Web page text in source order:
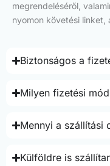
megrendeléséről,
nyomon követési linket,
Biztonságos a
Milyen fizetési
Mennyi a szállítási
Külföldre is